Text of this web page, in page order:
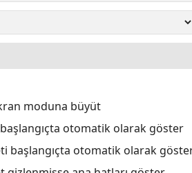
moduna büyüt
otomatik olarak göster
başlangıçta otomatik olarak